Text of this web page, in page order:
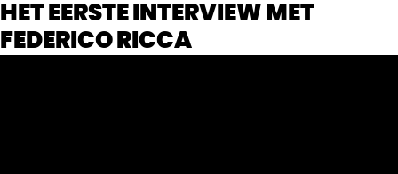
HET EERSTE INTERVIEW MET
FEDERICO RICCA